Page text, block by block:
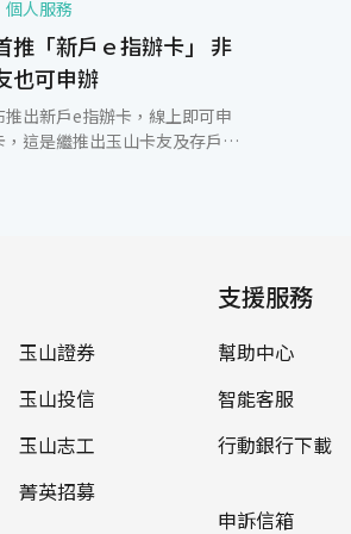
個人服務
推「新戶ｅ指辦卡」 非
也可申辦
出新戶e指辦卡，線上即可申
，這是繼推出玉山卡友及存戶e
e指就可完成。若已是玉山銀行
輸入顧客基本資料及手機簡訊密
證後，填寫完整資料送出，即完
較以往需列印申請書簽名及郵
。 玉山銀行致力推行節能減
與環境教育，持續推出打造公
卡服務，線上辦卡不僅節省顧
張的用量，與顧客共同打造減
活的生活環境，共創更美好的未
玉山證券
玉山投信
玉山志工
菁英招募
支援服務
幫助中心
智能客服
行動銀行下載
申訴信箱